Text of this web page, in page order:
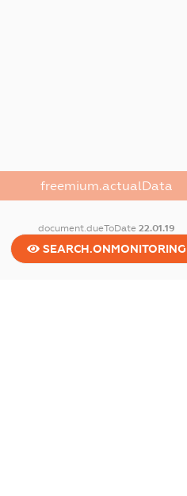
freemium.actualData
document.dueToDate 22.01.19
SEARCH.ONMONITORING